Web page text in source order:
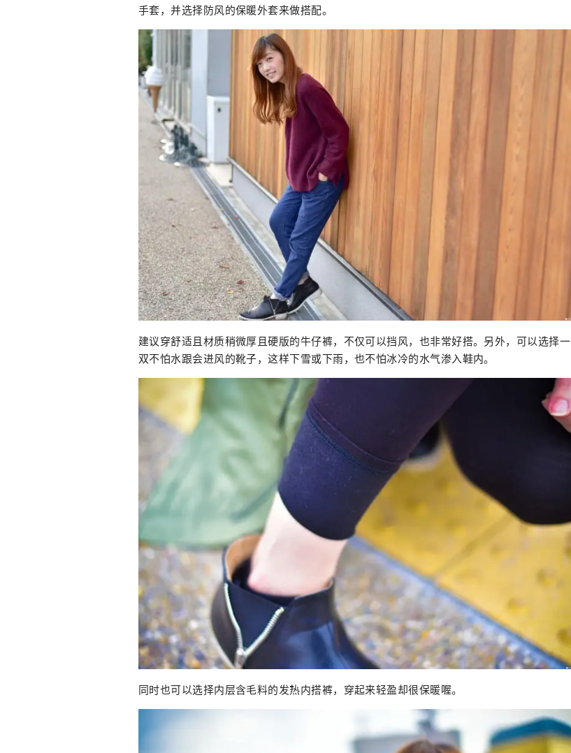
手套，并选择防风的保暖外套来做搭配。
建议穿舒适且材质稍微厚且硬版的牛仔裤，不仅可以挡风，也非常好搭。另外，可以选择一
双不怕水跟会进风的靴子，这样下雪或下雨，也不怕冰冷的水气渗入鞋内。
同时也可以选择内层含毛料的发热内搭裤，穿起来轻盈却很保暖喔。